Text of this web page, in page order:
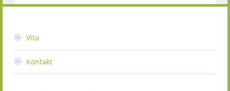
Vita
Kontakt